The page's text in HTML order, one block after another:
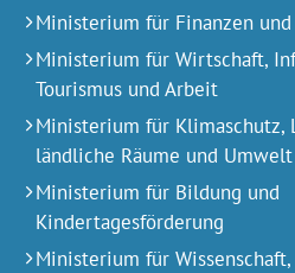
Ministerium für Finanzen
Ministerium für Wirtschaft,
Tourismus und Arbeit
Ministerium für Klimaschutz,
ländliche Räume und Umwelt
Ministerium für Bildung und
Kindertagesförderung
Ministerium für